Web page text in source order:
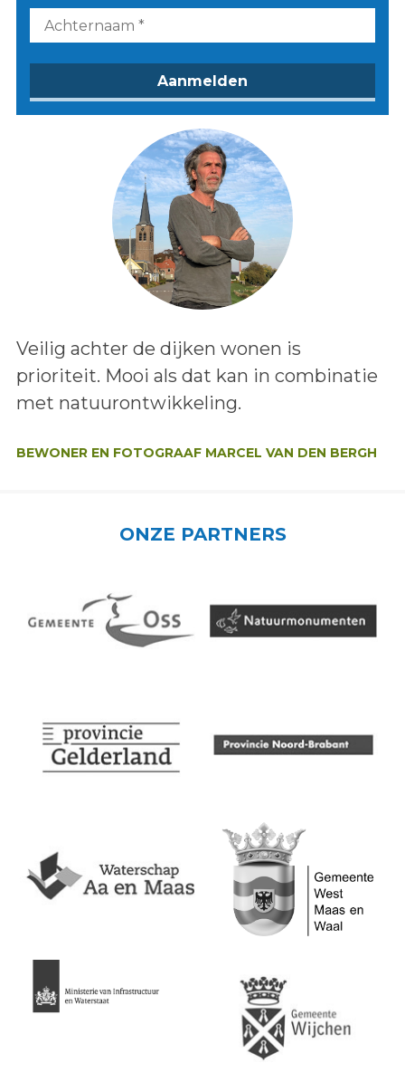
Lees het bericht:
Veilig achter de dijken wonen is
prioriteit. Mooi als dat kan in combinatie
met natuurontwikkeling.
BEWONER EN FOTOGRAAF MARCEL VAN DEN BERGH
ONZE PARTNERS